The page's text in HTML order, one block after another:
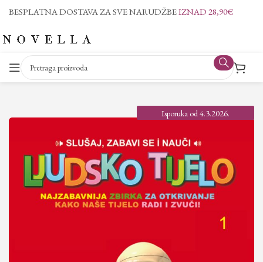
BESPLATNA DOSTAVA ZA SVE NARUDŽBEIZNAD 28,90€
Isporuka od 4.3.2026.